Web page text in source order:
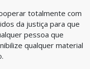
totalmente com
da justiça para que
pessoa que
qualquer material